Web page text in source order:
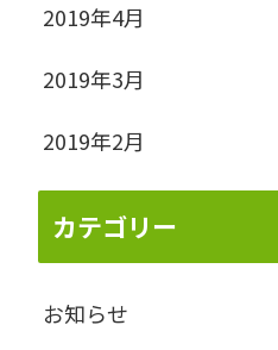
2019年4月
2019年3月
2019年2月
カテゴリー
お知らせ